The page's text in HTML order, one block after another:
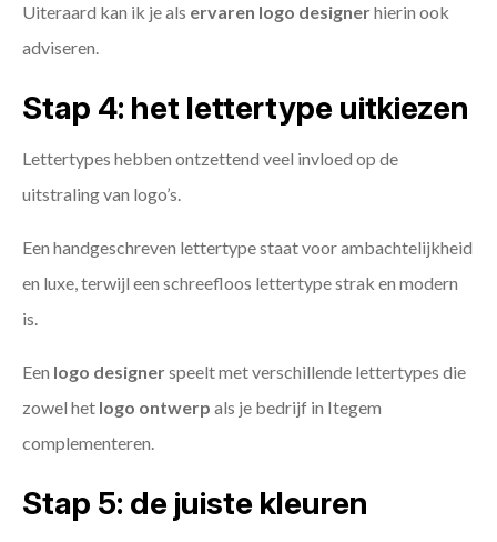
Uiteraard kan ik je als ervaren logo designerhierin ook
adviseren.
Stap 4: het lettertype uitkiezen
Lettertypes hebben ontzettend veel invloed op de
uitstraling van logo’s.
Een handgeschreven lettertype staat voor ambachtelijkheid
en luxe, terwijl een schreefloos lettertype strak en modern
is.
Een logo designerspeelt met verschillende lettertypes die
zowel het logo ontwerp als je bedrijf in Itegem
complementeren.
Stap 5: de juiste kleuren